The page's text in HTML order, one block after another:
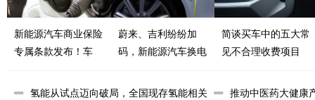
新能源汽车商业保险
专属条款发布！车
桩均纳入保障范围
蔚来、吉利纷纷加
码，新能源汽车换电
简谈买车中的五大常
见不合理收费项目
氢能从试点迈向破局，全国现存氢能相关
推动中医药大健康